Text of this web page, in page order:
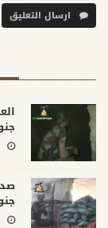
ارسال التعليق